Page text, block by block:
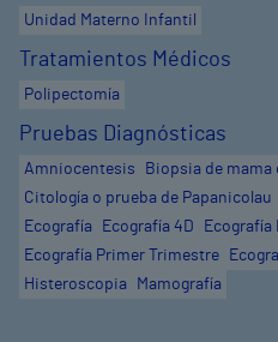
Unidad Materno Infantil
Tratamientos Médicos
Polipectomía
Pruebas Diagnósticas
Amniocentesis
Biopsia de
Citología o prueba de Papanicolau
Ecografía
Ecografía 4D
Ecografía
Ecografía Primer Trimestre
Histeroscopia
Mamografía